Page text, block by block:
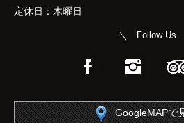
定休日：木曜日
＼ Follow Us
Facebook
GoogleMAPで